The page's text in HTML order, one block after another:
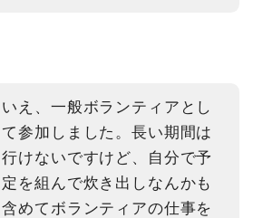
いえ、一般ボランティアとし
て参加しました。長い期間は
行けないですけど、自分で予
定を組んで炊き出しなんかも
含めてボランティアの仕事を